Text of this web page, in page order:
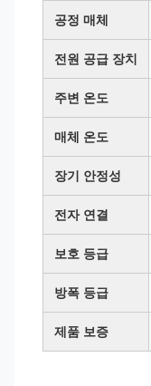
공정 매체
전원 공급 장치
주변 온도
매체 온도
장기 안정성
전자 연결
보호 등급
방폭 등급
제품 보증